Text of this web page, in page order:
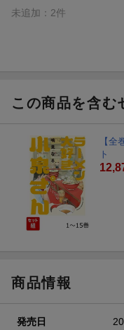
未追加： 2件
この商品を含む
【
ト
商品情報
発売日